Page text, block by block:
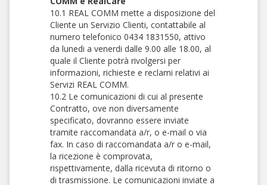
10.1 REAL COMM mette a disposizione del
Cliente un Servizio Clienti, contattabile al
numero telefonico 0434 1831550, attivo
da lunedi a venerdi dalle 9.00 alle 18.00, al
quale il Cliente potrà rivolgersi per
informazioni, richieste e reclami relativi ai
Servizi REAL COMM.
10.2 Le comunicazioni di cui al presente
Contratto, ove non diversamente
specificato, dovranno essere inviate
tramite raccomandata a/r, o e-mail o via
fax. In caso di raccomandata a/r o e-mail,
la ricezione è comprovata,
rispettivamente, dalla ricevuta di ritorno o
di trasmissione. Le comunicazioni inviate a